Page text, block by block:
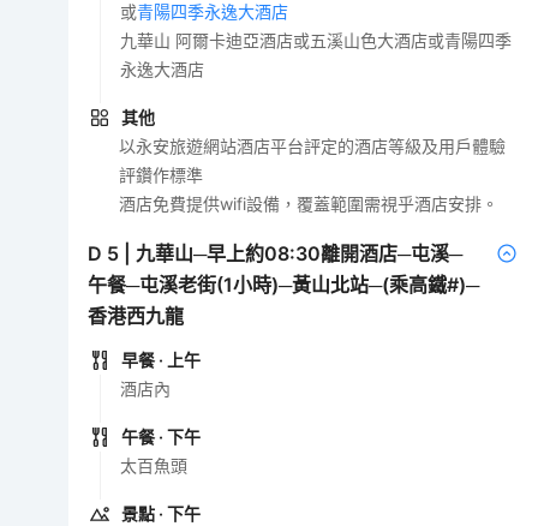
或青陽四季永逸大酒店
九華山 阿爾卡迪亞酒店或五溪山色大酒店或青陽四季
永逸大酒店
其他
以永安旅遊網站酒店平台評定的酒店等級及用戶體驗
評鑽作標準
酒店免費提供wifi設備，覆蓋範圍需視乎酒店安排。
D 5 |九華山─早上約08:30離開酒店─屯溪─
午餐─屯溪老街(1小時)─黃山北站─(乘高鐵#)─
香港西九龍
早餐 · 上午
酒店內
午餐 · 下午
太百魚頭
景點 · 下午